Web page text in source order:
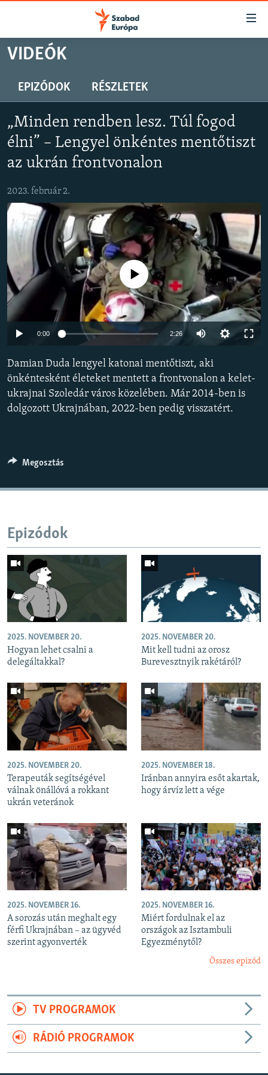
Akadálymentes
Ugrás
oldalra
tartalomjegyzékre
AKTUÁLIS
VIDEÓK
ELEMZŐ
SZABADON
TÁRSADALOM
DEMOKRÁCIA
A PÉNZ NYOMÁBAN
EURÓPAI UNIÓ
VILÁG
KLÍMAVÁLTOZÁS
A MÚLT TANULSÁGAI
KÖVESSEN MINKET!
VIDEÓK
EPIZÓDOK RÉSZLETEK
„Minden rendben lesz. Túl fogod
élni” – Lengyel önkéntes mentőtiszt
az ukrán frontvonalon
2023. február 2.
Jelenleg nincs elérhető tartalom
0:00 2:26
480p
Damian Duda lengyel katonai mentőtiszt, aki
önkéntesként életeket mentett a frontvonalon a kelet-
ukrajnai Szoledár város közelében. Már 2014-ben is
dolgozott Ukrajnában, 2022-ben pedig visszatért.
Megosztás
Epizódok
2025. NOVEMBER 20.
Hogyan lehet csalni a
delegáltakkal?
2025. NOVEMBER 20.
Mit kell tudni az orosz
Burevesztnyik rakétáról?
2025. NOVEMBER 20.
Terapeuták segítségével
válnak önállóvá a rokkant
ukrán veteránok
2025. NOVEMBER 18.
Iránban annyira esőt akartak,
hogy árvíz lett a vége
2025. NOVEMBER 16.
A sorozás után meghalt egy
férfi Ukrajnában – az ügyvéd
szerint agyonverték
2025. NOVEMBER 16.
Miért fordulnak el az
országok az Isztambuli
Egyezménytől?
Összes epizód
TV PROGRAMOK
RÁDIÓ PROGRAMOK